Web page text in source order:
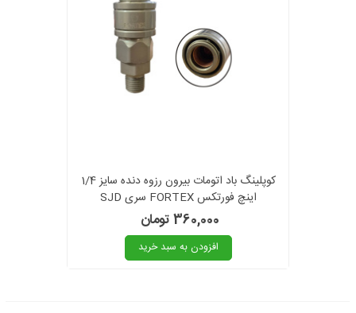
کوپلینگ باد اتومات بیرون رزوه دنده سایز 1/4
اینچ فورتکس FORTEX سری SJD
360,000 تومان
افزودن به سبد خرید